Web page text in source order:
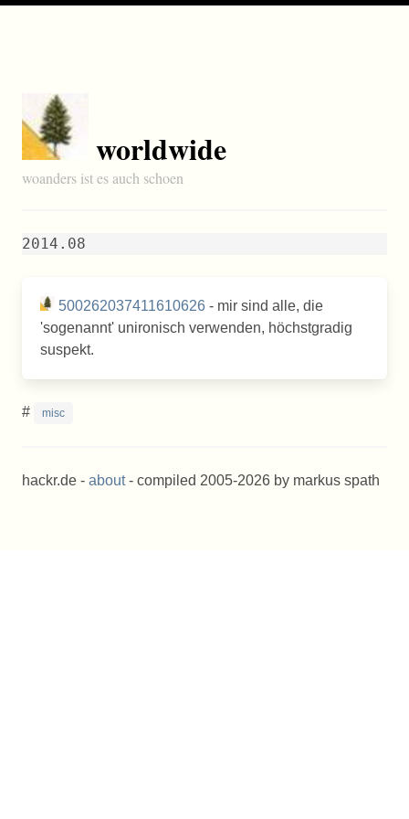
worldwide
woanders ist es auch schoen
2014.08
500262037411610626 - mir sind alle, die
'sogenannt' unironisch verwenden, höchstgradig
suspekt.
# misc
hackr.de - about- compiled 2005-2026 by markus spath